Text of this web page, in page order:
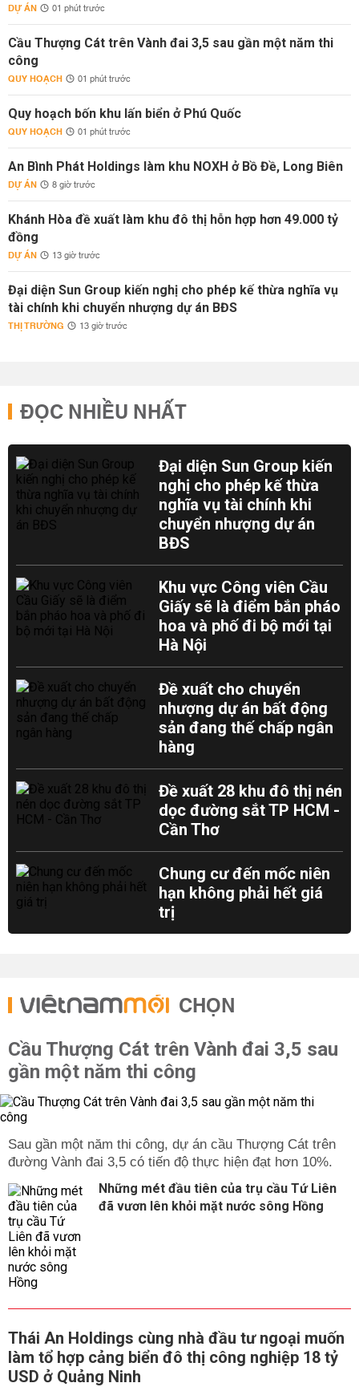
DỰ ÁN 01 phút trước
Cầu Thượng Cát trên Vành đai 3,5 sau gần một năm thi
công
QUY HOẠCH 01 phút trước
Quy hoạch bốn khu lấn biển ở Phú Quốc
QUY HOẠCH 01 phút trước
An Bình Phát Holdings làm khu NOXH ở Bồ Đề, Long Biên
DỰ ÁN 8 giờ trước
Khánh Hòa đề xuất làm khu đô thị hỗn hợp hơn 49.000 tỷ
đồng
DỰ ÁN 13 giờ trước
Đại diện Sun Group kiến nghị cho phép kế thừa nghĩa vụ
tài chính khi chuyển nhượng dự án BĐS
THỊ TRƯỜNG 13 giờ trước
ĐỌC NHIỀU NHẤT
Đại diện Sun Group kiến
nghị cho phép kế thừa
nghĩa vụ tài chính khi
chuyển nhượng dự án
BĐS
Khu vực Công viên Cầu
Giấy sẽ là điểm bắn pháo
hoa và phố đi bộ mới tại
Hà Nội
Đề xuất cho chuyển
nhượng dự án bất động
sản đang thế chấp ngân
hàng
Đề xuất 28 khu đô thị nén
dọc đường sắt TP HCM -
Cần Thơ
Chung cư đến mốc niên
hạn không phải hết giá
trị
CHỌN
Cầu Thượng Cát trên Vành đai 3,5 sau
gần một năm thi công
Sau gần một năm thi công, dự án cầu Thượng Cát trên
đường Vành đai 3,5 có tiến độ thực hiện đạt hơn 10%.
Những mét đầu tiên của trụ cầu Tứ Liên
đã vươn lên khỏi mặt nước sông Hồng
Thái An Holdings cùng nhà đầu tư ngoại muốn
làm tổ hợp cảng biển đô thị công nghiệp 18 tỷ
USD ở Quảng Ninh